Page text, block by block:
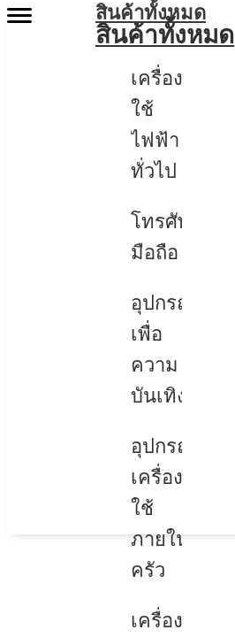
สินค้าทั้งหมด
สินค้าทั้งหมด
เครื่อง
ใช้
ไฟฟ้า
ทั่วไป
โทรศัพท์
มือถือ
อุปกรณ์
เพื่อ
ความ
บันเทิง
อุปกรณ์
เครื่อง
ใช้
ภายใน
ครัว
เครื่อง